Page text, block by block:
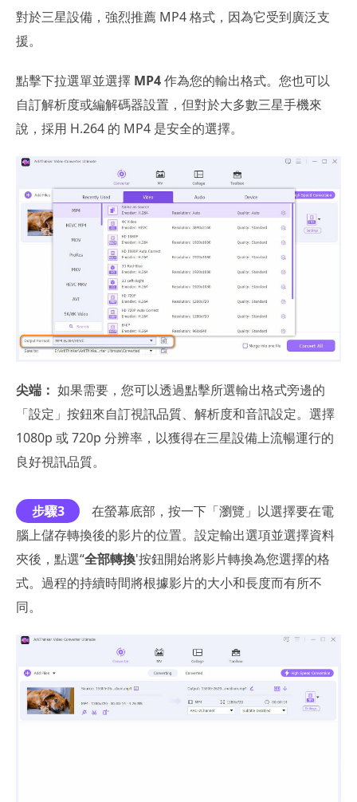
對於三星設備，強烈推薦 MP4 格式，因為它受到廣泛支
援。
點擊下拉選單並選擇 MP4作為您的輸出格式。您也可以
自訂解析度或編解碼器設置，但對於大多數三星手機來
說，採用 H.264 的 MP4 是安全的選擇。
尖端： 如果需要，您可以透過點擊所選輸出格式旁邊的
「設定」按鈕來自訂視訊品質、解析度和音訊設定。選擇
1080p 或 720p 分辨率，以獲得在三星設備上流暢運行的
良好視訊品質。
步驟3
在螢幕底部，按一下「瀏覽」以選擇要在電
腦上儲存轉換後的影片的位置。設定輸出選項並選擇資料
夾後，點選“全部轉換'按鈕開始將影片轉換為您選擇的格
式。過程的持續時間將根據影片的大小和長度而有所不
同。